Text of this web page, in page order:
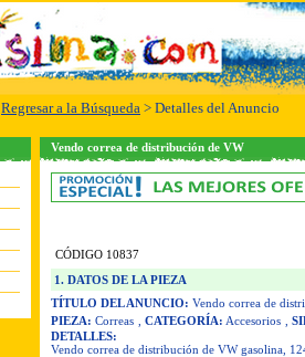
Regresar a la Búsqueda > Detalles del Anuncio
Vendo correa de distribución de VW
CÓDIGO 10837
1. DATOS DE LA PIEZA
TÍTULO DEL ANUNCIO: Vendo correa de
PIEZA: Correas CATEGORÍA: Accesorios
DETALLES:
Vendo correa de distribución de VW gasolina,